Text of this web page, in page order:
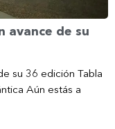
avance de su
su 36 edición Tabla
Aún estás a